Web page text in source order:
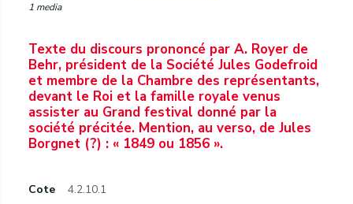
1 media
Texte du discours prononcé par A. Royer de
Behr, président de la Société Jules Godefroid
et membre de la Chambre des représentants,
devant le Roi et la famille royale venus
assister au Grand festival donné par la
société précitée. Mention, au verso, de Jules
Borgnet (?) : « 1849 ou 1856 ».
Cote 4.2.10.1